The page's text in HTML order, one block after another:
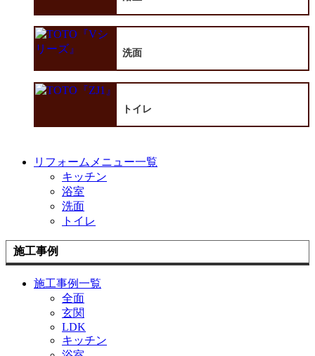
洗面
トイレ
リフォームメニュー一覧
キッチン
浴室
洗面
トイレ
施工事例
施工事例一覧
全面
玄関
LDK
キッチン